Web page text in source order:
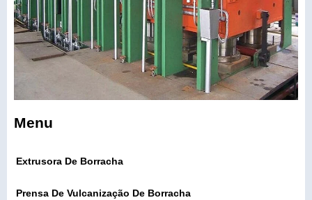
Menu
Extrusora De Borracha
Prensa De Vulcanização De Borracha